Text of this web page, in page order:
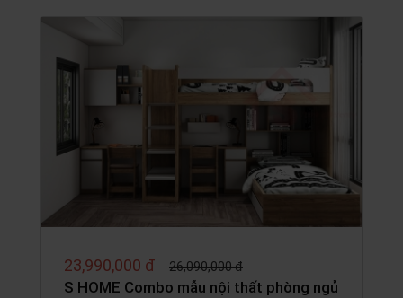
23,990,000 đ 26,090,000 đ
S HOME Combo mẫu nội thất phòng ngủ